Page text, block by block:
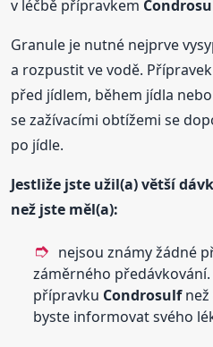
v léčbě přípravkem
Granule je nutné nejprve
a rozpustit ve vodě. Přípravek
před jídlem, během jídla
se zažívacími obtížemi se
po jídle.
Jestliže jste užil(a) větší
než jste měl(a):
nejsou známy žádné
záměrného
přípravku Condrosulfnež
byste informovat svého